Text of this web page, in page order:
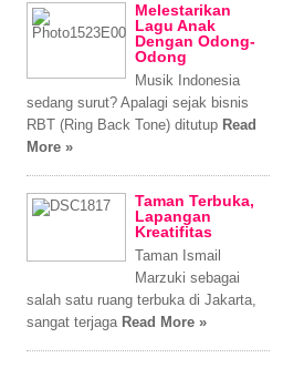
Melestarikan
Lagu Anak
Dengan Odong-
Odong
Musik Indonesia
sedang surut? Apalagi sejak bisnis
RBT (Ring Back Tone) ditutup Read
More »
Taman Terbuka,
Lapangan
Kreatifitas
Taman Ismail
Marzuki sebagai
salah satu ruang terbuka di Jakarta,
sangat terjaga Read More »